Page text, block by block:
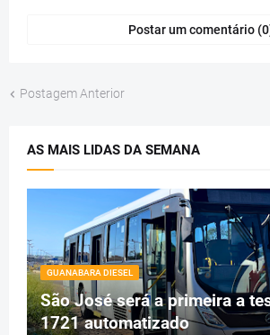
Postar um comentário
Postagem Anterior
AS MAIS LIDAS DA SEMANA
GUANABARA DIESEL
São José será a primeira a
1721 automatizado